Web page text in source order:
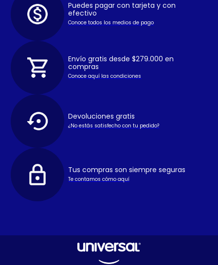
Puedes pagar con tarjeta y con
efectivo
Conoce todos los medios de pago
Envío gratis desde $279.000 en
compras
Conoce aquí las condiciones
Devoluciones gratis
¿No estás satisfecho con tu pedido?
Tus compras son siempre seguras
Te contamos cómo aquí